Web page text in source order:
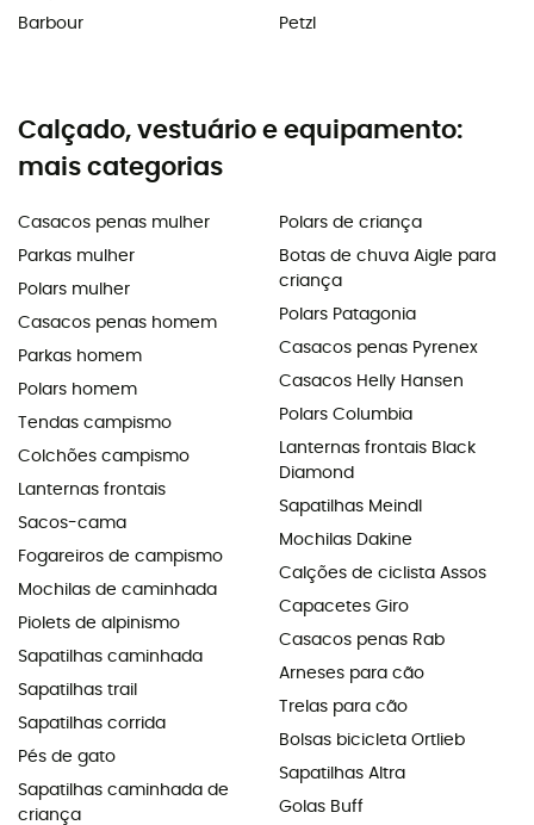
Barbour
Petzl
Calçado, vestuário e equipamento:
mais categorias
Casacos penas mulher
Parkas mulher
Polars mulher
Casacos penas homem
Parkas homem
Polars homem
Tendas campismo
Colchões campismo
Lanternas frontais
Sacos-cama
Fogareiros de campismo
Mochilas de caminhada
Piolets de alpinismo
Sapatilhas caminhada
Sapatilhas trail
Sapatilhas corrida
Pés de gato
Sapatilhas caminhada de
criança
Polars de criança
Botas de chuva Aigle para
criança
Polars Patagonia
Casacos penas Pyrenex
Casacos Helly Hansen
Polars Columbia
Lanternas frontais Black
Diamond
Sapatilhas Meindl
Mochilas Dakine
Calções de ciclista Assos
Capacetes Giro
Casacos penas Rab
Arneses para cão
Trelas para cão
Bolsas bicicleta Ortlieb
Sapatilhas Altra
Golas Buff